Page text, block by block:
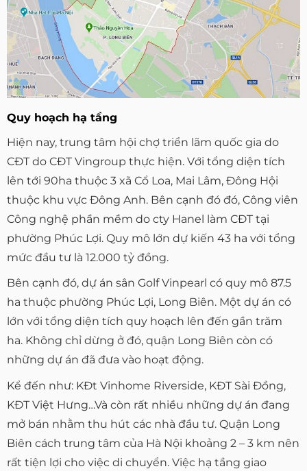
Quy hoạch hạ tầng
Hiện nay, trung tâm hội chợ triển lãm quốc gia do
CĐT do CĐT Vingroup thực hiện. Với tổng diện tích
lên tới 90ha thuộc 3 xã Cổ Loa, Mai Lâm, Đông Hội
thuộc khu vực Đông Anh. Bên cạnh đó đó, Công viên
Công nghệ phần mềm do cty Hanel làm CĐT tại
phường Phúc Lợi. Quy mô lớn dự kiến 43 ha với tổng
mức đầu tư là 12.000 tỷ đồng.
Bên cạnh đó, dự án sân Golf Vinpearl có quy mô 87.5
ha thuộc phường Phúc Lợi, Long Biên. Một dự án có
lớn với tổng diện tích quy hoạch lên đến gần trăm
ha. Không chỉ dừng ở đó, quận Long Biên còn có
những dự án đã đưa vào hoạt động.
Kể đến như: KĐt Vinhome Riverside, KĐT Sài Đồng,
KĐT Việt Hưng…Và còn rất nhiều những dự án đang
mở bán nhằm thu hút các nhà đầu tư. Quận Long
Biên cách trung tâm của Hà Nội khoảng 2 – 3 km nên
rất tiện lợi cho việc di chuyển. Việc hạ tầng giao